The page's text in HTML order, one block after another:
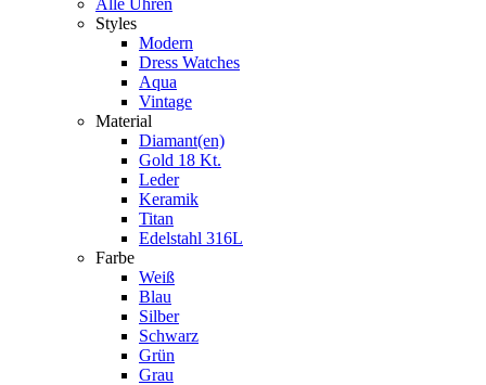
Styles
Modern
Dress Watches
Aqua
Vintage
Material
Diamant(en)
Gold 18 Kt.
Leder
Keramik
Titan
Edelstahl 316L
Farbe
Weiß
Blau
Silber
Schwarz
Grün
Grau